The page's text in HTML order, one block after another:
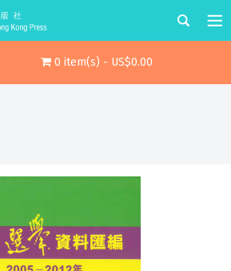
0 item(s) - US$0.00